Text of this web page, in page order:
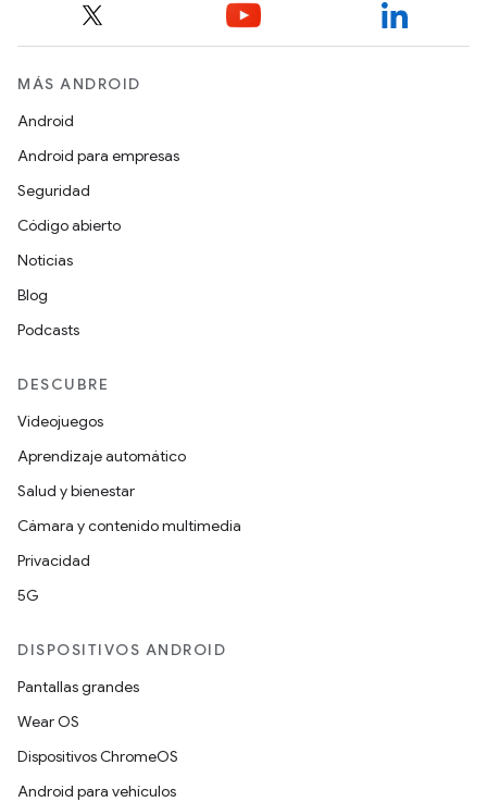
MÁS ANDROID
Android
Android para empresas
Seguridad
Código abierto
Noticias
Blog
Podcasts
DESCUBRE
Videojuegos
Aprendizaje automático
Salud y bienestar
Cámara y contenido multimedia
Privacidad
5G
DISPOSITIVOS ANDROID
Pantallas grandes
Wear OS
Dispositivos ChromeOS
Android para vehículos